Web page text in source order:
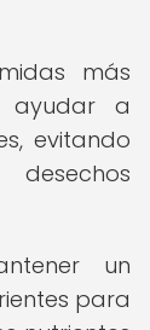
más
ayudar a
evitando
un
para